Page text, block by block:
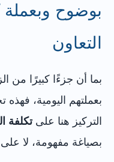
بوضوح
التعاون
بما أن جزءًا كبيرًا من
بعملتهم اليومية، فهذه
التركيز هنا علىتكلفة
بصياغة مفهومة، لا